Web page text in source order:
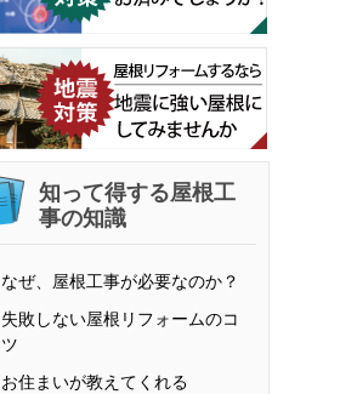
知って得する屋根工
事の知識
なぜ、屋根工事が必要なのか？
失敗しない屋根リフォームのコ
ツ
お住まいが教えてくれる